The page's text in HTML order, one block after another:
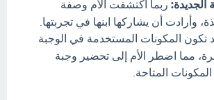
الجديدة: ربما اكتشفت الأم وصفة
وأرادت أن يشاركها ابنها في تجربتها.
تكون المكونات المستخدمة في الوجبة
مما اضطر الأم إلى تحضير وجبة
المتاحة.